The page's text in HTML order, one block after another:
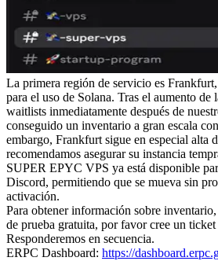
La primera región de servicio es
para el uso de Solana. Tras el aumento de
waitlists inmediatamente después de
conseguido un inventario a gran escala
embargo, Frankfurt sigue en especial alta
recomendamos asegurar su instancia
SUPER EPYC VPS ya está disponible
Discord, permitiendo que se mueva sin
activación.
Para obtener información sobre
de prueba gratuita, por favor cree un
Responderemos en secuencia.
ERPC Dashboard: https://